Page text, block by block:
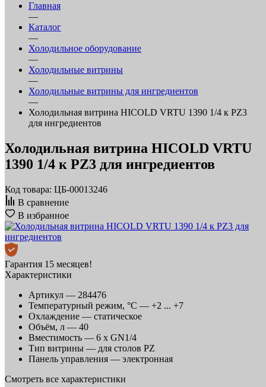
Главная
—
Каталог
—
Холодильное оборудование
—
Холодильные витрины
—
Холодильные витрины для ингредиентов
—
Холодильная витрина HICOLD VRTU 1390 1/4 к PZ3
для ингредиентов
Холодильная витрина HICOLD VRTU
1390 1/4 к PZ3 для ингредиентов
Код товара: ЦБ-00013246
В сравнение
В избранное
Гарантия 15 месяцев!
Характеристики
Артикул — 284476
Температурный режим, °C — +2 ... +7
Охлаждение — статическое
Объём, л — 40
Вместимость — 6 x GN1/4
Тип витрины — для столов PZ
Панель управления — электронная
Смотреть все характеристики